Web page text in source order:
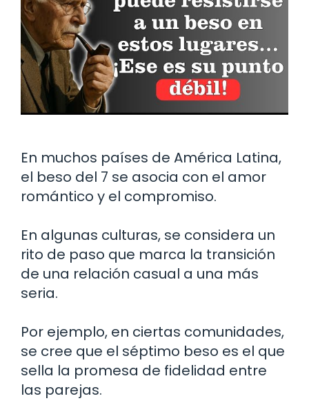
En muchos países de América Latina,
el beso del 7 se asocia con el amor
romántico y el compromiso.
En algunas culturas, se considera un
rito de paso que marca la transición
de una relación casual a una más
seria.
Por ejemplo, en ciertas comunidades,
se cree que el séptimo beso es el que
sella la promesa de fidelidad entre
las parejas.